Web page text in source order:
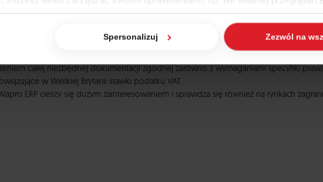
cookies. Szczegółowe informacje na ten temat znajdziesz w naszej
Spersonalizuj Zezwól na
partie i daty ważności.
całej niezbędnej dokumentacji zgodnej zarówno z wymaganiami specyfiki
w Wielkiej Brytanii stawki podatku VAT.
ERP cieszy się dużym zainteresowaniem i sprawdza się również na rynkach